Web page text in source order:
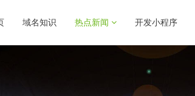
域名知识 热点新闻 开发小程序